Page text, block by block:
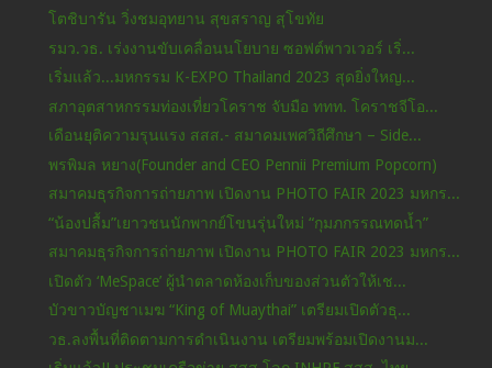
โตชิบารัน วิ่งชมอุทยาน สุขสราญ สุโขทัย
รมว.วธ. เร่งงานขับเคลื่อนนโยบาย ซอฟต์พาวเวอร์ เริ่...
เริ่มแล้ว...มหกรรม K-EXPO Thailand 2023 สุดยิ่งใหญ...
สภาอุตสาหกรรมท่องเที่ยวโคราช จับมือ ททท. โคราชจีโอ...
เดือนยุติความรุนแรง สสส.- สมาคมเพศวิถีศึกษา – Side...
พรพิมล หยาง(Founder and CEO Pennii Premium Popcorn)
สมาคมธุรกิจการถ่ายภาพ เปิดงาน PHOTO FAIR 2023 มหกร...
“น้องปลื้ม”เยาวชนนักพากย์โขนรุ่นใหม่ “กุมภกรรณทดน้ำ”
สมาคมธุรกิจการถ่ายภาพ เปิดงาน PHOTO FAIR 2023 มหกร...
เปิดตัว ‘MeSpace’ ผู้นำตลาดห้องเก็บของส่วนตัวให้เช...
บัวขาวบัญชาเมฆ “King of Muaythai” เตรียมเปิดตัวธุ...
วธ.ลงพื้นที่ติดตามการดำเนินงาน เตรียมพร้อมเปิดงานม...